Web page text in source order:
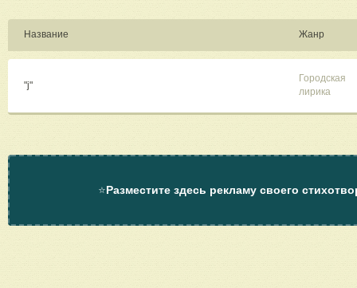
Название Жанр
"j"
Городская
лирика
⭐Разместите здесь рекламу своего